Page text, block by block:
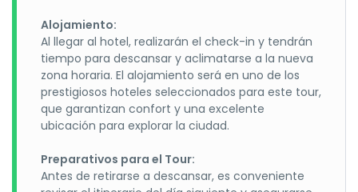
Alojamiento:
Al llegar al hotel, realizarán el check-in y tendrán
tiempo para descansar y aclimatarse a la nueva
zona horaria. El alojamiento será en uno de los
prestigiosos hoteles seleccionados para este tour,
que garantizan confort y una excelente
ubicación para explorar la ciudad.
Preparativos para el Tour:
Antes de retirarse a descansar, es conveniente